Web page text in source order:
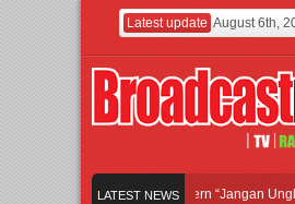
Latest update August 6th,
LATEST NEWS
Afan Hadirkan Hipdut Modern “Jangan Ungkit-